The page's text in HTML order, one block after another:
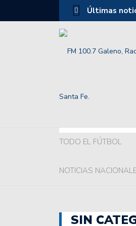
Últimas
TODO EL FÚTBOL
NOTICIAS
SIN